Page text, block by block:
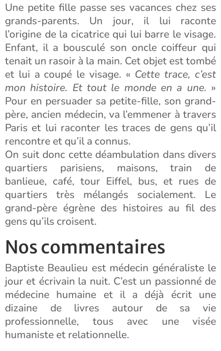
Une petite fille passe ses vacances chez ses
grands-parents. Un jour, il lui raconte
l’origine de la cicatrice qui lui barre le visage.
Enfant, il a bousculé son oncle coiffeur qui
tenait un rasoir à la main. Cet objet est tombé
et lui a coupé le visage. « Cette trace, c’est
mon histoire. Et tout le monde en a une. »
Pour en persuader sa petite-fille, son grand-
père, ancien médecin, va l’emmener à travers
Paris et lui raconter les traces de gens qu’il
rencontre et qu’il a connus.
On suit donc cette déambulation dans divers
quartiers parisiens, maisons, train de
banlieue, café, tour Eiffel, bus, et rues de
quartiers très mélangés socialement. Le
grand-père égrène des histoires au fil des
gens qu’ils croisent.
Nos commentaires
Baptiste Beaulieu est médecin généraliste le
jour et écrivain la nuit. C’est un passionné de
médecine humaine et il a déjà écrit une
dizaine de livres autour de sa vie
professionnelle, tous avec une visée
humaniste et relationnelle.